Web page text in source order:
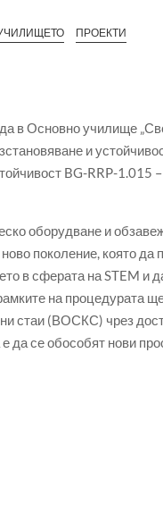
ПРОЕКТИ
в Основно училище
и
BG-RRP-1.015
оборудване и
поколение, която да
в сферата на STEM и
на процедурата
стаи (ВОСКС) чрез
да се обособят нови